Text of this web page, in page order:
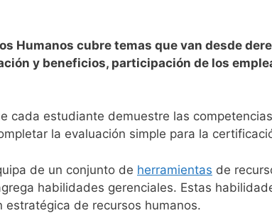
Humanos cubre temas que van desde
y beneficios, participación de los
cada estudiante demuestre las
la evaluación simple para la
de un conjunto de herramientas de
habilidades gerenciales. Estas
estratégica de recursos humanos.